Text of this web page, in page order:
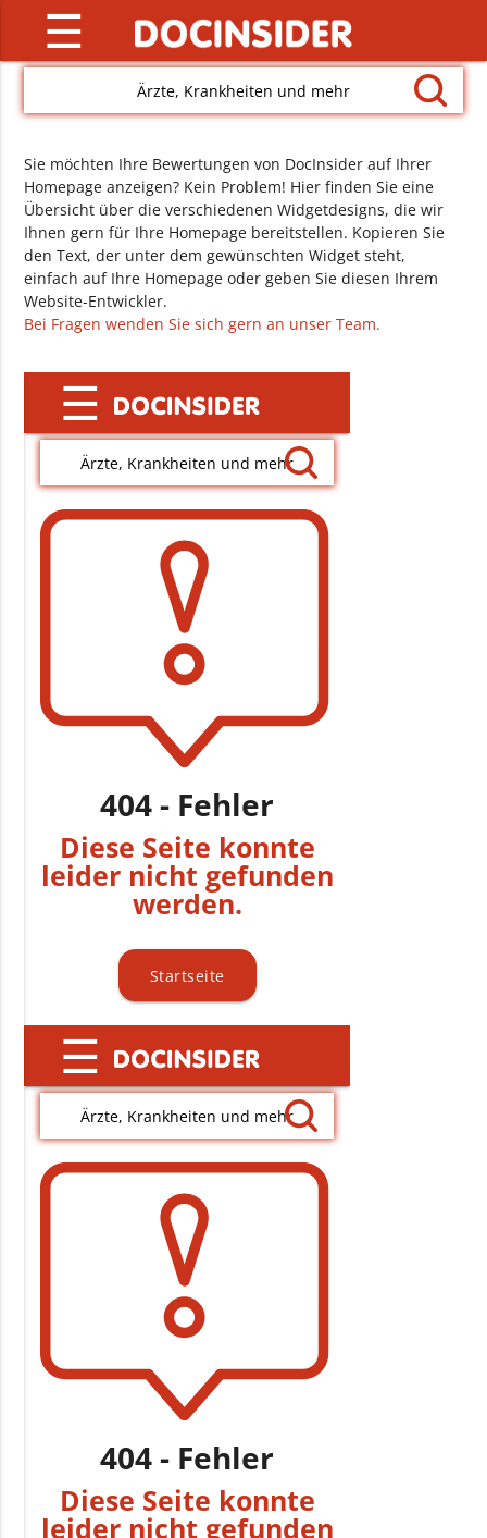
☰
Ärzte, Krankheiten und mehr
Sie möchten Ihre Bewertungen von DocInsider auf Ihrer
Homepage anzeigen? Kein Problem! Hier finden Sie eine
Übersicht über die verschiedenen Widgetdesigns, die wir
Ihnen gern für Ihre Homepage bereitstellen. Kopieren Sie
den Text, der unter dem gewünschten Widget steht,
einfach auf Ihre Homepage oder geben Sie diesen Ihrem
Website-Entwickler.
Bei Fragen wenden Sie sich gern an unser Team.